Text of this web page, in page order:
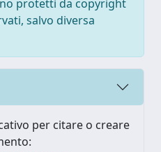
protetti da copyright
salvo diversa
per citare o creare